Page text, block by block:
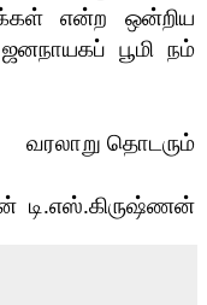
என்ற ஒன்றிய
பூமி நம்
வரலாறு தொடரும்
டி.எஸ்.கிருஷ்ணன்